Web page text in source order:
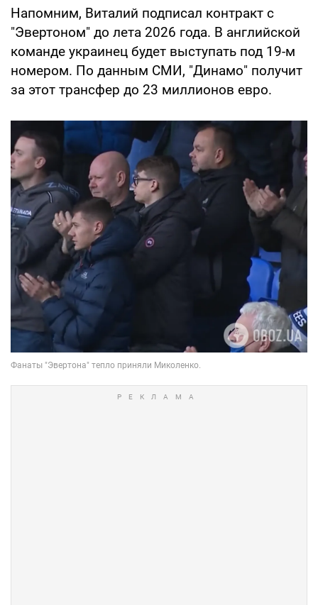
Напомним, Виталий подписал контракт с
"Эвертоном" до лета 2026 года. В английской
команде украинец будет выступать под 19-м
номером. По данным СМИ, "Динамо" получит
за этот трансфер до 23 миллионов евро.